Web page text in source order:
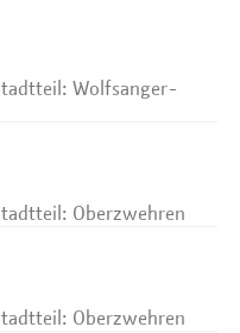
Wolfsanger-
Oberzwehren
Oberzwehren